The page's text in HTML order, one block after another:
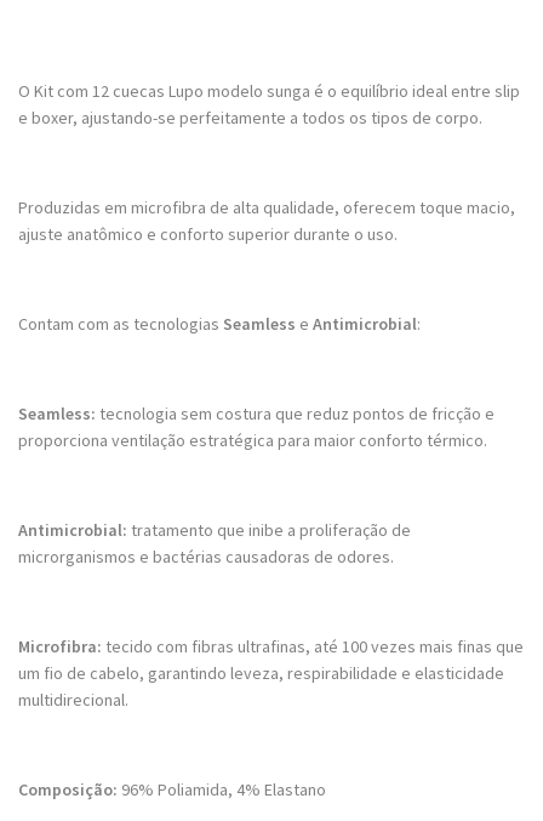
O Kit com 12 cuecas Lupo modelo sunga é o equilíbrio ideal entre slip
e boxer, ajustando-se perfeitamente a todos os tipos de corpo.
Produzidas em microfibra de alta qualidade, oferecem toque macio,
ajuste anatômico e conforto superior durante o uso.
Contam com as tecnologias Seamless e Antimicrobial:
Seamless: tecnologia sem costura que reduz pontos de fricção e
proporciona ventilação estratégica para maior conforto térmico.
Antimicrobial: tratamento que inibe a proliferação de
microrganismos e bactérias causadoras de odores.
Microfibra: tecido com fibras ultrafinas, até 100 vezes mais finas que
um fio de cabelo, garantindo leveza, respirabilidade e elasticidade
multidirecional.
Composição: 96% Poliamida, 4% Elastano